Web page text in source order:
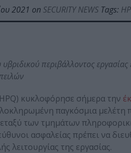
2021 on SECURITY NEWS Tags: HP
περιβάλλοντος
κυκλοφόρησε σήμερα την
παγκόσμια μελέτη
των τμημάτων
ασφαλείας πρέπει να
λειτουργίας της εργασίας.